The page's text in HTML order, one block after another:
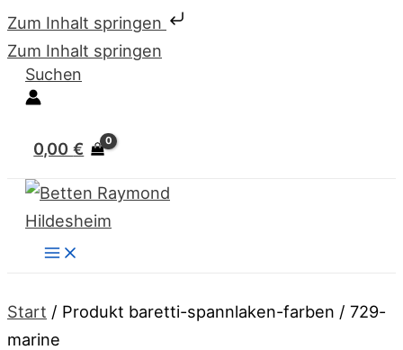
Zum Inhalt springen
Zum Inhalt springen
Suchen
0,00€
Start / Produkt baretti-spannlaken-farben / 729-
marine